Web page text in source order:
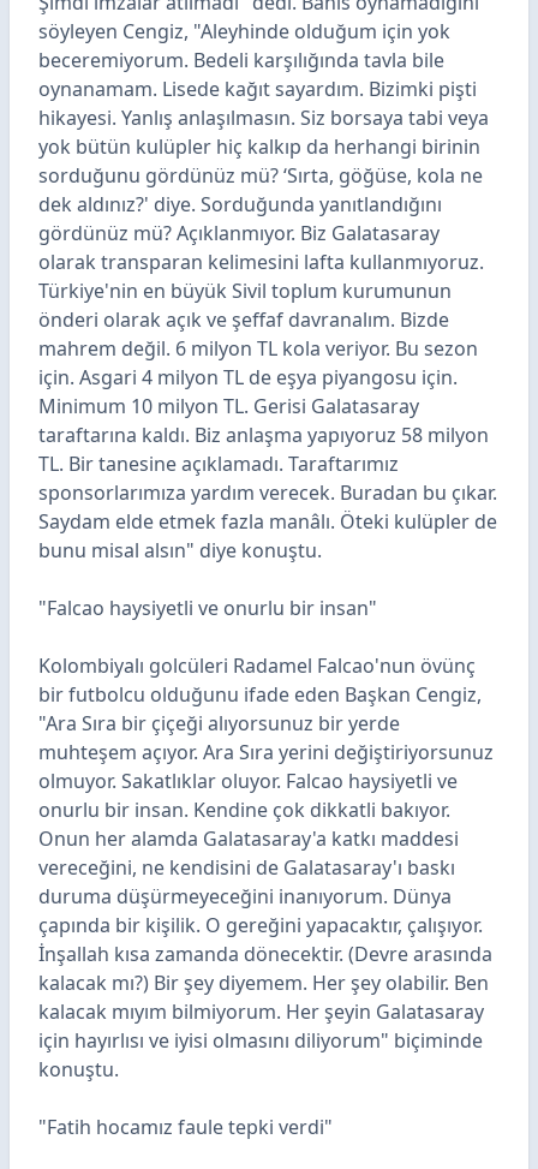
söyleyen Cengiz, "Aleyhinde olduğum için yok
beceremiyorum. Bedeli karşılığında tavla bile
oynanamam. Lisede kağıt sayardım. Bizimki pişti
hikayesi. Yanlış anlaşılmasın. Siz borsaya tabi veya
yok bütün kulüpler hiç kalkıp da herhangi birinin
sorduğunu gördünüz mü? ‘Sırta, göğüse, kola ne
dek aldınız?' diye. Sorduğunda yanıtlandığını
gördünüz mü? Açıklanmıyor. Biz Galatasaray
olarak transparan kelimesini lafta kullanmıyoruz.
Türkiye'nin en büyük Sivil toplum kurumunun
önderi olarak açık ve şeffaf davranalım. Bizde
mahrem değil. 6 milyon TL kola veriyor. Bu sezon
için. Asgari 4 milyon TL de eşya piyangosu için.
Minimum 10 milyon TL. Gerisi Galatasaray
taraftarına kaldı. Biz anlaşma yapıyoruz 58 milyon
TL. Bir tanesine açıklamadı. Taraftarımız
sponsorlarımıza yardım verecek. Buradan bu çıkar.
Saydam elde etmek fazla manâlı. Öteki kulüpler de
bunu misal alsın" diye konuştu.
"Falcao haysiyetli ve onurlu bir insan"
Kolombiyalı golcüleri Radamel Falcao'nun övünç
bir futbolcu olduğunu ifade eden Başkan Cengiz,
"Ara Sıra bir çiçeği alıyorsunuz bir yerde
muhteşem açıyor. Ara Sıra yerini değiştiriyorsunuz
olmuyor. Sakatlıklar oluyor. Falcao haysiyetli ve
onurlu bir insan. Kendine çok dikkatli bakıyor.
Onun her alamda Galatasaray'a katkı maddesi
vereceğini, ne kendisini de Galatasaray'ı baskı
duruma düşürmeyeceğini inanıyorum. Dünya
çapında bir kişilik. O gereğini yapacaktır, çalışıyor.
İnşallah kısa zamanda dönecektir. (Devre arasında
kalacak mı?) Bir şey diyemem. Her şey olabilir. Ben
kalacak mıyım bilmiyorum. Her şeyin Galatasaray
için hayırlısı ve iyisi olmasını diliyorum" biçiminde
konuştu.
"Fatih hocamız faule tepki verdi"